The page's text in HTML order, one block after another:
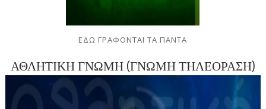
ΕΔΩ ΓΡΑΦΟΝΤΑΙ ΤΑ ΠΑΝΤΑ
ΑΘΛΗΤΙΚΗ ΓΝΩΜΗ (ΓΝΩΜΗ ΤΗΛΕΟΡΑΣΗ)